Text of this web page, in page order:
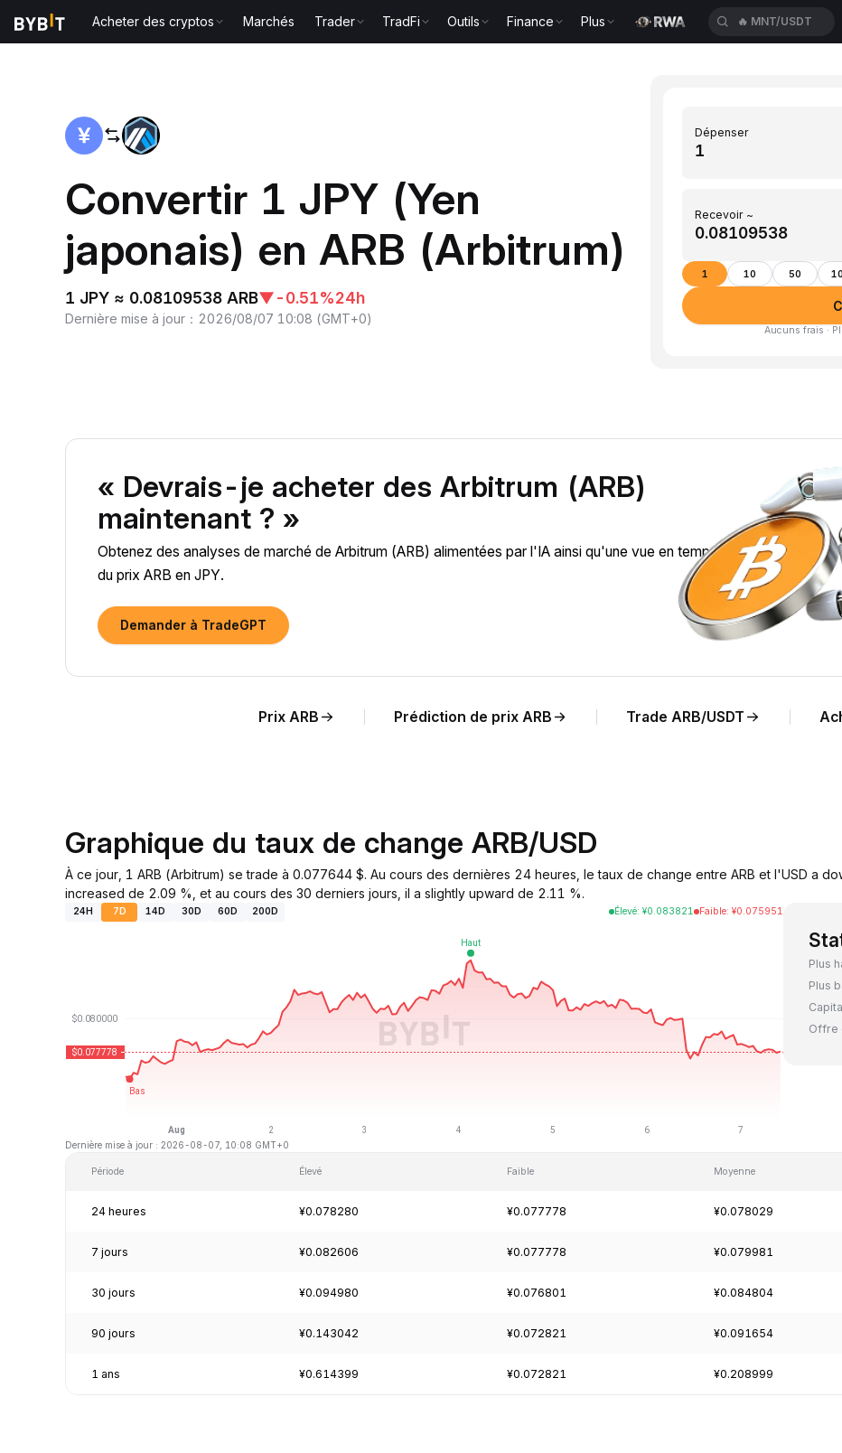
Acheter des cryptos Marchés Trader TradFi Outils Finance Plus 🔥 MNT/USDT
Convertir 1 JPY (Yen
japonais) en ARB (Arbitrum)
1 JPY ≈ 0.08109538 ARB▼-0.51%24h
Dernière mise à jour ： 2026/08/07 10:08 (GMT+0)
Dépenser
Recevoir ~
1 10 50
Aucuns frais ·
« Devrais-je acheter des Arbitrum (ARB)
maintenant ? »
Obtenez des analyses de marché de Arbitrum (ARB) alimentées par l'IA ainsi qu'une vue en temps réel de l'évolution
du prix ARB en JPY.
Demander à TradeGPT
Prix ARB Prédiction de prix ARB Trade ARB/USDT
Graphique du taux de change ARB/USD
À ce jour, 1 ARB (Arbitrum) se trade à 0.077644 $. Au cours des dernières 24 heures, le taux de change entre ARB et l'USD a
increased de 2.09 %, et au cours des 30 derniers jours, il a slightly upward de 2.11 %.
24H 7D 14D 30D 60D 200D Élevé: ¥0.083821 Faible: ¥0.075951
Dernière mise à jour : 2026-08-07, 10:08 GMT+0
Plus
Plus
Offre
Période Élevé Faible Moyenne
24 heures ¥0.078280 ¥0.077778 ¥0.078029
7 jours ¥0.082606 ¥0.077778 ¥0.079981
30 jours ¥0.094980 ¥0.076801 ¥0.084804
90 jours ¥0.143042 ¥0.072821 ¥0.091654
1 ans ¥0.614399 ¥0.072821 ¥0.208999